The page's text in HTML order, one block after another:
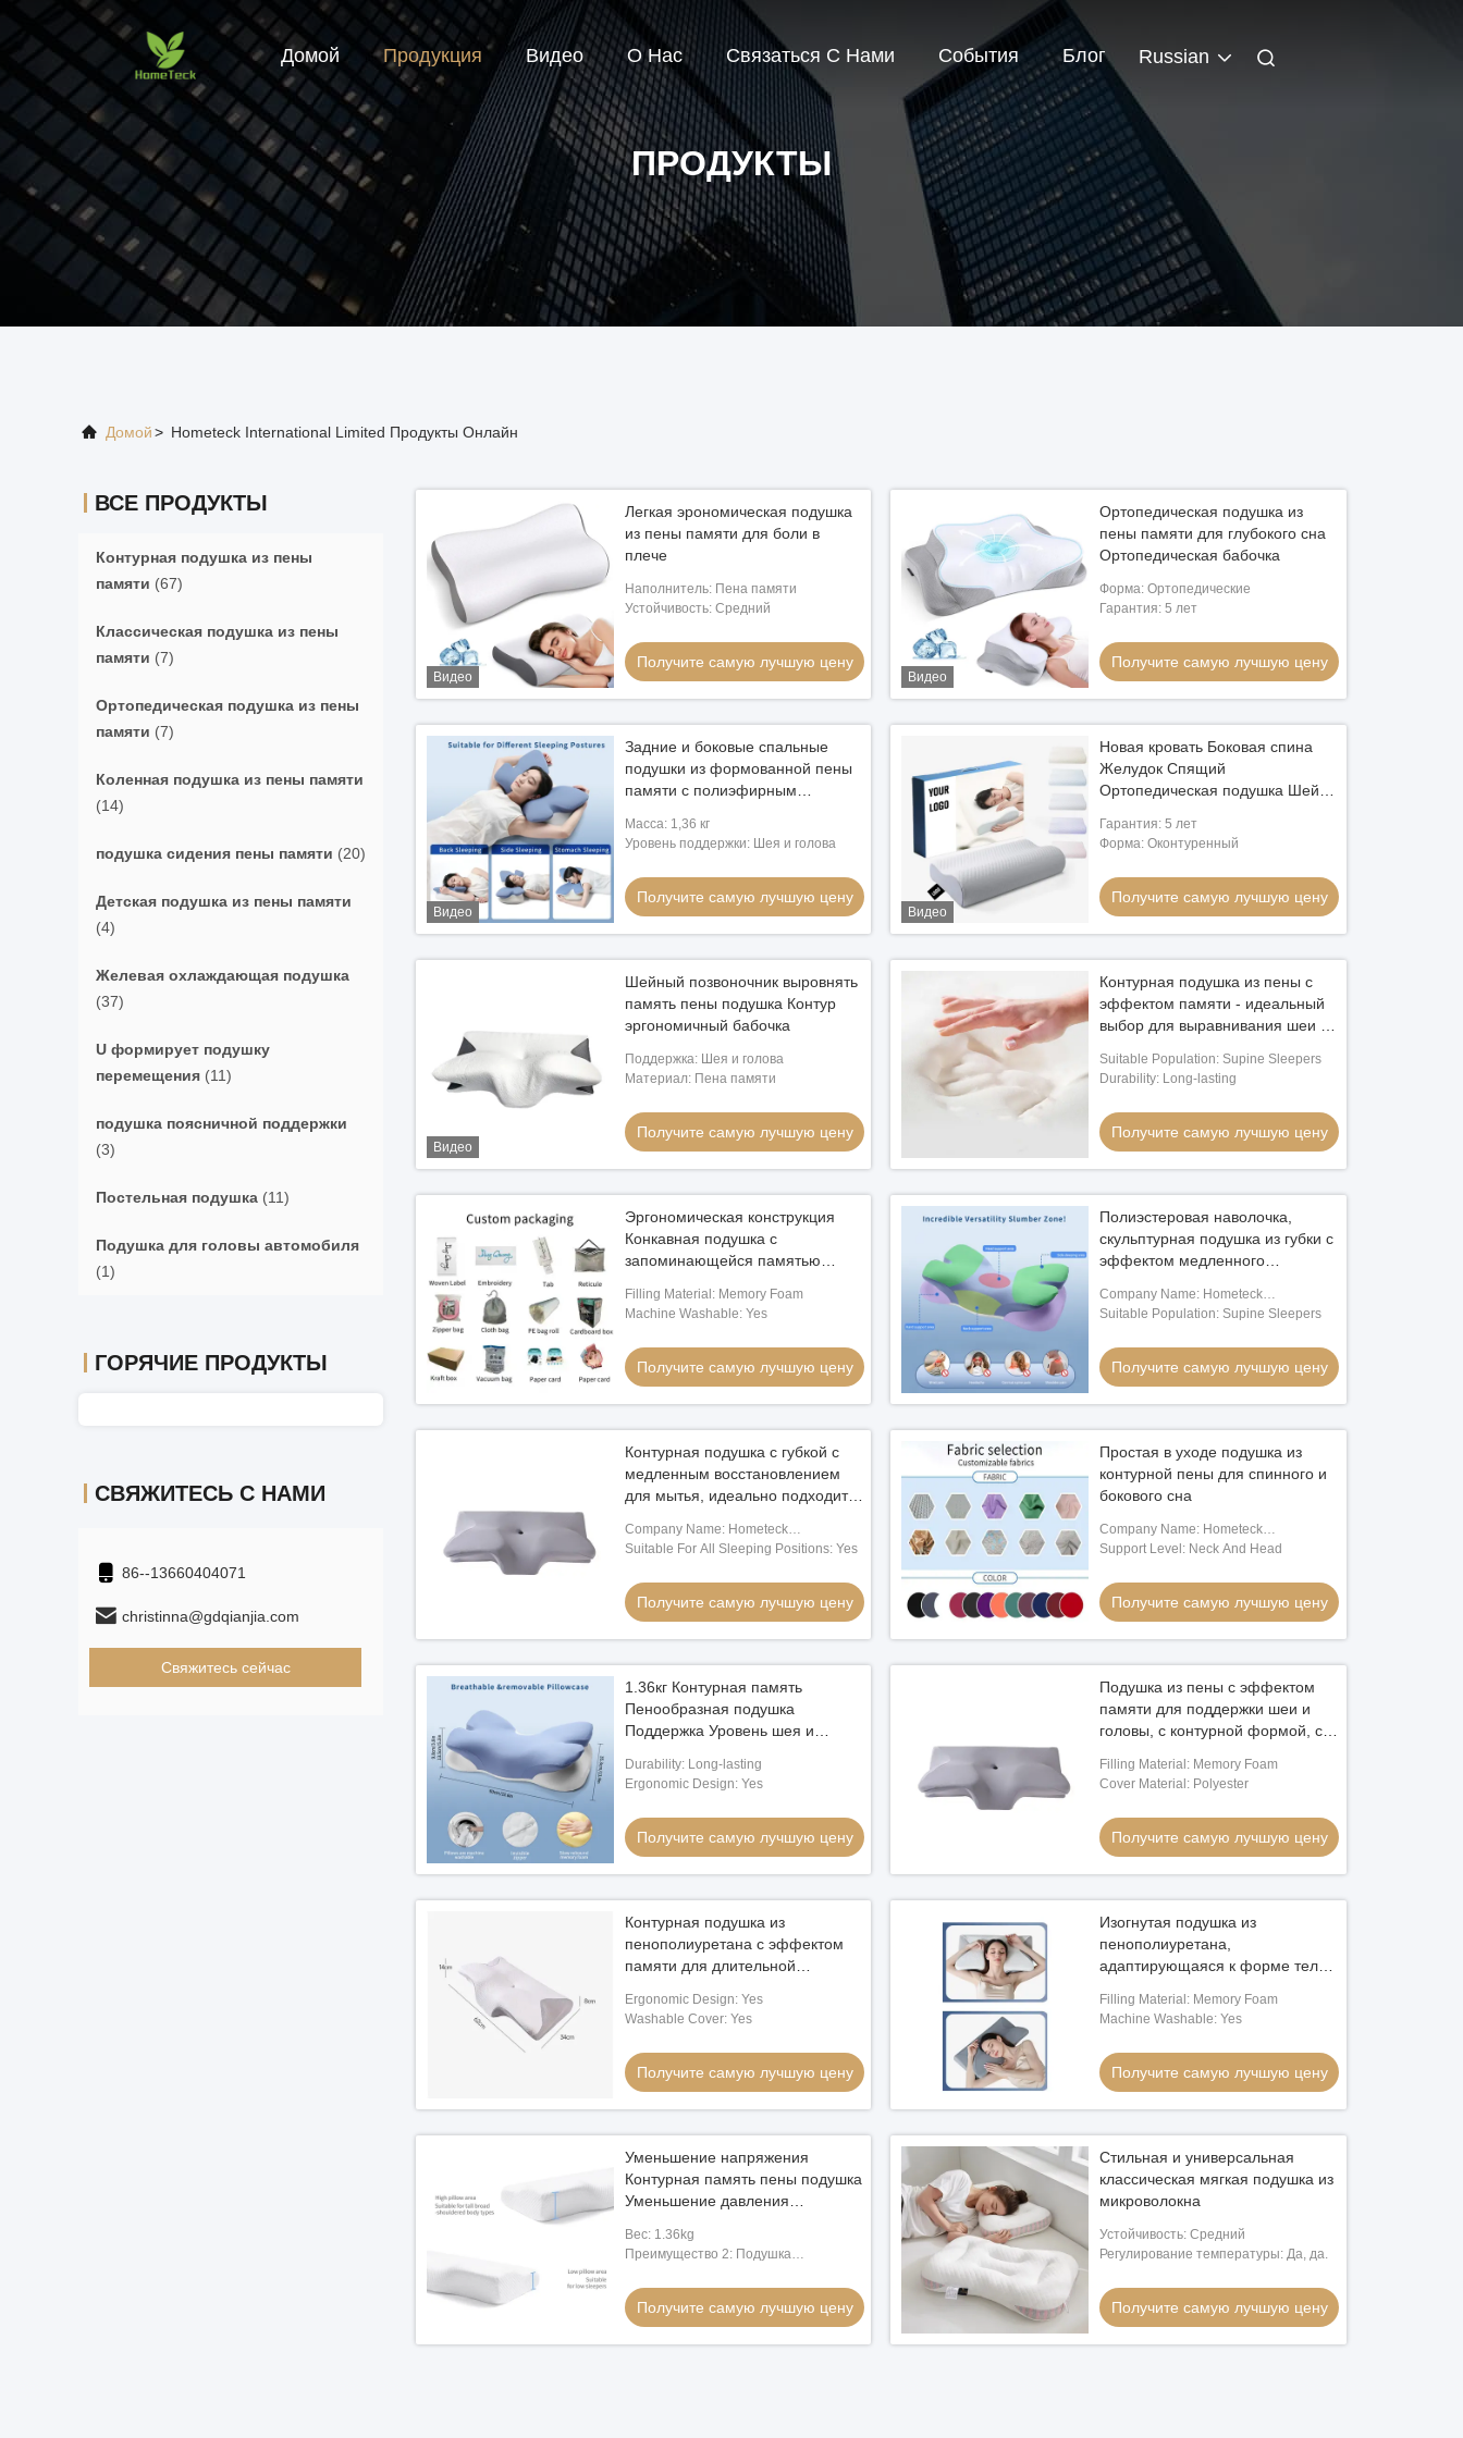
Домой Продукция Видео О Нас Связаться С Нами События Блог Russian
ПРОДУКТЫ
Домой> Hometeck International Limited Продукты Онлайн
ВСЕ ПРОДУКТЫ
Контурная подушка из пены
памяти (67)
Классическая подушка из пены
памяти (7)
Ортопедическая подушка из пены
памяти (7)
Коленная подушка из пены памяти
(14)
подушка сидения пены памяти (20)
Детская подушка из пены памяти
(4)
Желевая охлаждающая подушка
(37)
U формирует подушку
перемещения (11)
подушка поясничной поддержки
(3)
Постельная подушка (11)
Подушка для головы автомобиля
(1)
ГОРЯЧИЕ ПРОДУКТЫ
СВЯЖИТЕСЬ С НАМИ
86--13660404071
christinna@gdqianjia.com
Свяжитесь сейчас
Видео
Легкая эрономическая подушка
из пены памяти для боли в
плече
Наполнитель: Пена памяти
Устойчивость: Средний
Получите самую лучшую цену
Видео
Ортопедическая подушка из
пены памяти для глубокого сна
Ортопедическая бабочка
Форма: Ортопедические
Гарантия: 5 лет
Получите самую лучшую цену
Видео
Задние и боковые спальные
подушки из формованной пены
памяти с полиэфирным
стирки в машине
Масса: 1,36 кг
Уровень поддержки: Шея и голова
Получите самую лучшую цену
Видео
Новая кровать Боковая спина
Желудок Спящий
Ортопедическая подушка Шейка
память Пенообразная подушка
Ортопедическая голова
Гарантия: 5 лет
Форма: Оконтуренный
Получите самую лучшую цену
Видео
Шейный позвоночник выровнять
память пены подушка Контур
эргономичный бабочка
Поддержка: Шея и голова
Материал: Пена памяти
Получите самую лучшую цену
Контурная подушка из пены с
эффектом памяти - идеальный
выбор для выравнивания шеи и
Suitable Population: Supine Sleepers
Durability: Long-lasting
Получите самую лучшую цену
Эргономическая конструкция
Конкавная подушка с
запоминающейся памятью
хорошего сна
Filling Material: Memory Foam
Machine Washable: Yes
Получите самую лучшую цену
Полиэстеровая наволочка,
скульптурная подушка из губки с
эффектом медленного
идеальное сочетание комфорта
и удобства
Company Name: Hometeck
Internatioanl Limited
Suitable Population: Supine Sleepers
Получите самую лучшую цену
Контурная подушка с губкой с
медленным восстановлением
для мытья, идеально подходит
и боков.
Company Name: Hometeck
Internatioanl Limited
Suitable For All Sleeping Positions: Yes
Получите самую лучшую цену
Простая в уходе подушка из
контурной пены для спинного и
бокового сна
Company Name: Hometeck
Internatioanl Limited
Support Level: Neck And Head
Получите самую лучшую цену
1.36кг Контурная память
Пенообразная подушка
Поддержка Уровень шея и
Durability: Long-lasting
Ergonomic Design: Yes
Получите самую лучшую цену
Подушка из пены с эффектом
памяти для поддержки шеи и
головы, с контурной формой, со
для машинной стирки, с удобной
инструкцией по стирке
Filling Material: Memory Foam
Cover Material: Polyester
Получите самую лучшую цену
Контурная подушка из
пенополиуретана с эффектом
памяти для длительной
Ergonomic Design: Yes
Washable Cover: Yes
Получите самую лучшую цену
Изогнутая подушка из
пенополиуретана,
адаптирующаяся к форме тела,
боку, с эргономичным дизайном
Filling Material: Memory Foam
Machine Washable: Yes
Получите самую лучшую цену
Уменьшение напряжения
Контурная память пены подушка
Уменьшение давления
Вес: 1.36kg
Преимущество 2: Подушка
соответствии с кривизной тела, чтобы
облегчить и освободить мышцы и
Получите самую лучшую цену
Стильная и универсальная
классическая мягкая подушка из
микроволокна
Устойчивость: Средний
Регулирование температуры: Да, да.
Получите самую лучшую цену